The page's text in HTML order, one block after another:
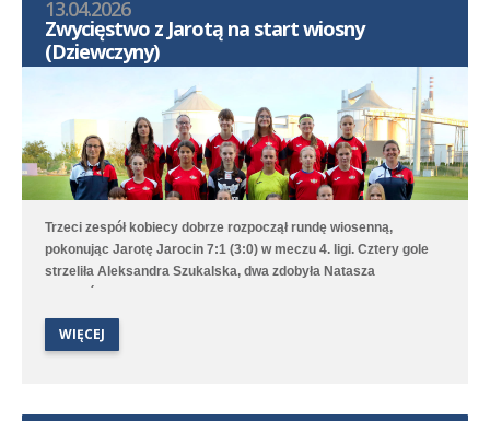
13.04.2026
Zwycięstwo z Jarotą na start wiosny
(Dziewczyny)
Trzeci zespół kobiecy dobrze rozpoczął rundę wiosenną,
pokonując Jarotę Jarocin 7:1 (3:0) w meczu 4. ligi. Cztery gole
strzeliła Aleksandra Szukalska, dwa zdobyła Natasza
1:6 z UKS APR Lampart Poznań/Mosina, a młodziczki przegrały
2:6 z Avią II Kamionki.
WIĘCEJ